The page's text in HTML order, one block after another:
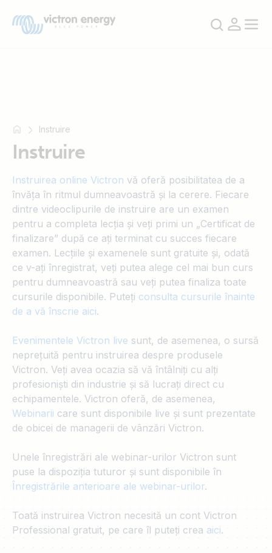
SmartSolar
Orion
SmartShunt
SmartSolar
Orion
SmartShunt
Instruire
Instruire
Instruirea online Victron vă oferă posibilitatea de a
învăța în ritmul dumneavoastră și la cerere. Fiecare
dintre videoclipurile de instruire are un examen
pentru a completa lecția și veți primi un „Certificat de
finalizare” după ce ați terminat cu succes fiecare
examen. Lecțiile și examenele sunt gratuite și, odată
ce v-ați înregistrat, veți putea alege cel mai bun curs
pentru dumneavoastră sau veți putea finaliza toate
cursurile disponibile. Puteți consulta cursurile înainte
de a vă înscrie aici.
Evenimentele Victron live sunt, de asemenea, o sursă
neprețuită pentru instruirea despre produsele
Victron. Veți avea ocazia să vă întâlniți cu alți
profesioniști din industrie și să lucrați direct cu
echipamentele. Victron oferă, de asemenea,
Webinarii care sunt disponibile live și sunt prezentate
de obicei de managerii de vânzări Victron.
Unele înregistrări ale webinar-urilor Victron sunt
puse la dispoziția tuturor și sunt disponibile în
Înregistrările anterioare ale webinar-urilor.
Toată instruirea Victron necesită un cont Victron
Professional gratuit, pe care îl puteți crea aici.